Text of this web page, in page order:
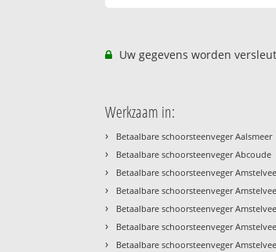
Uw gegevens worden
Werkzaam in:
› Betaalbare schoorsteenveger Aalsmeer
› Betaalbare schoorsteenveger Abcoude
› Betaalbare schoorsteenveger
› Betaalbare schoorsteenveger
› Betaalbare schoorsteenveger
› Betaalbare schoorsteenveger
› Betaalbare schoorsteenveger